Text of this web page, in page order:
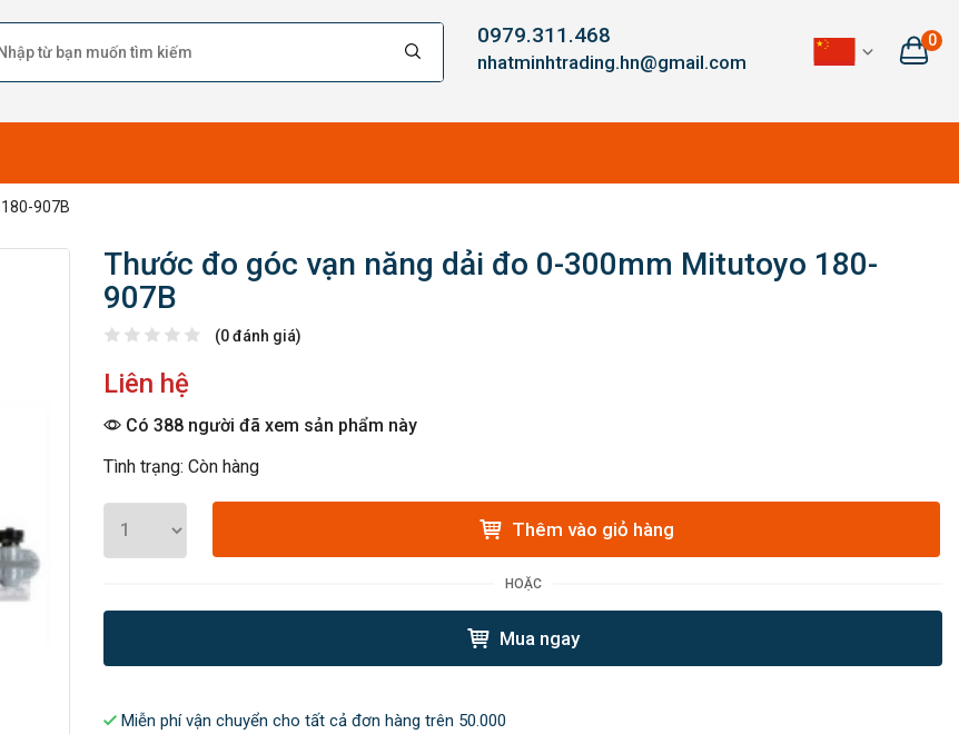
0979.311.468
nhatminhtrading.hn@gmail.com
0
907B
Thước đo góc vạn năng dải đo 0-300mm Mitutoyo 180-
907B
(0 đánh giá)
Liên hệ
Có 388 người đã xem sản phẩm này
Tình trạng: Còn hàng
Thêm vào giỏ hàng
HOẶC
Mua ngay
Miễn phí vận chuyển cho tất cả đơn hàng trên 50.000